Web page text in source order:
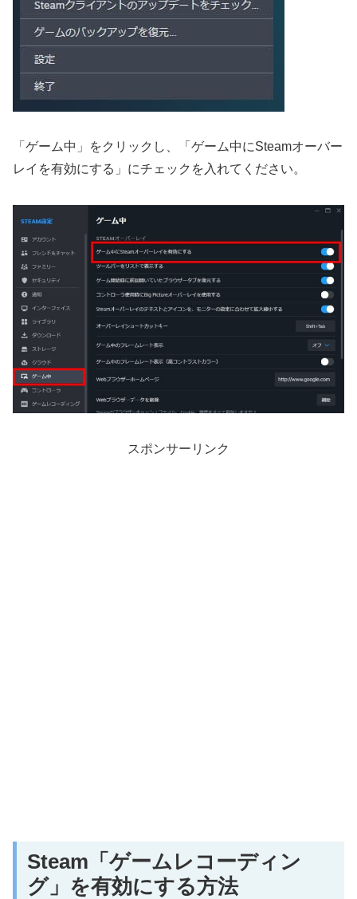
「ゲーム中」をクリックし、「ゲーム中にSteamオーバー
レイを有効にする」にチェックを入れてください。
スポンサーリンク
Steam「ゲームレコーディン
グ」を有効にする方法